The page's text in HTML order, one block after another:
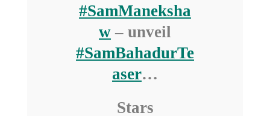
#SamManeksha
w – unveil
#SamBahadurTe
aser…
Stars